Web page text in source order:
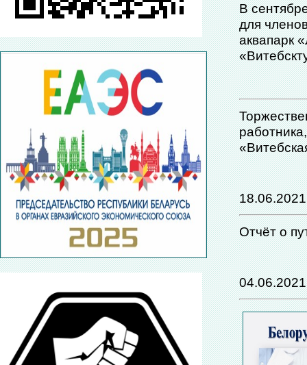
В
для
аквапарк
18.06.2021
Отчёт о
04.06.2021